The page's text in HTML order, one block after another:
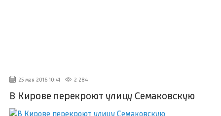
25 мая 2016 10:41 2 284
В Кирове перекроют улицу Семаковскую